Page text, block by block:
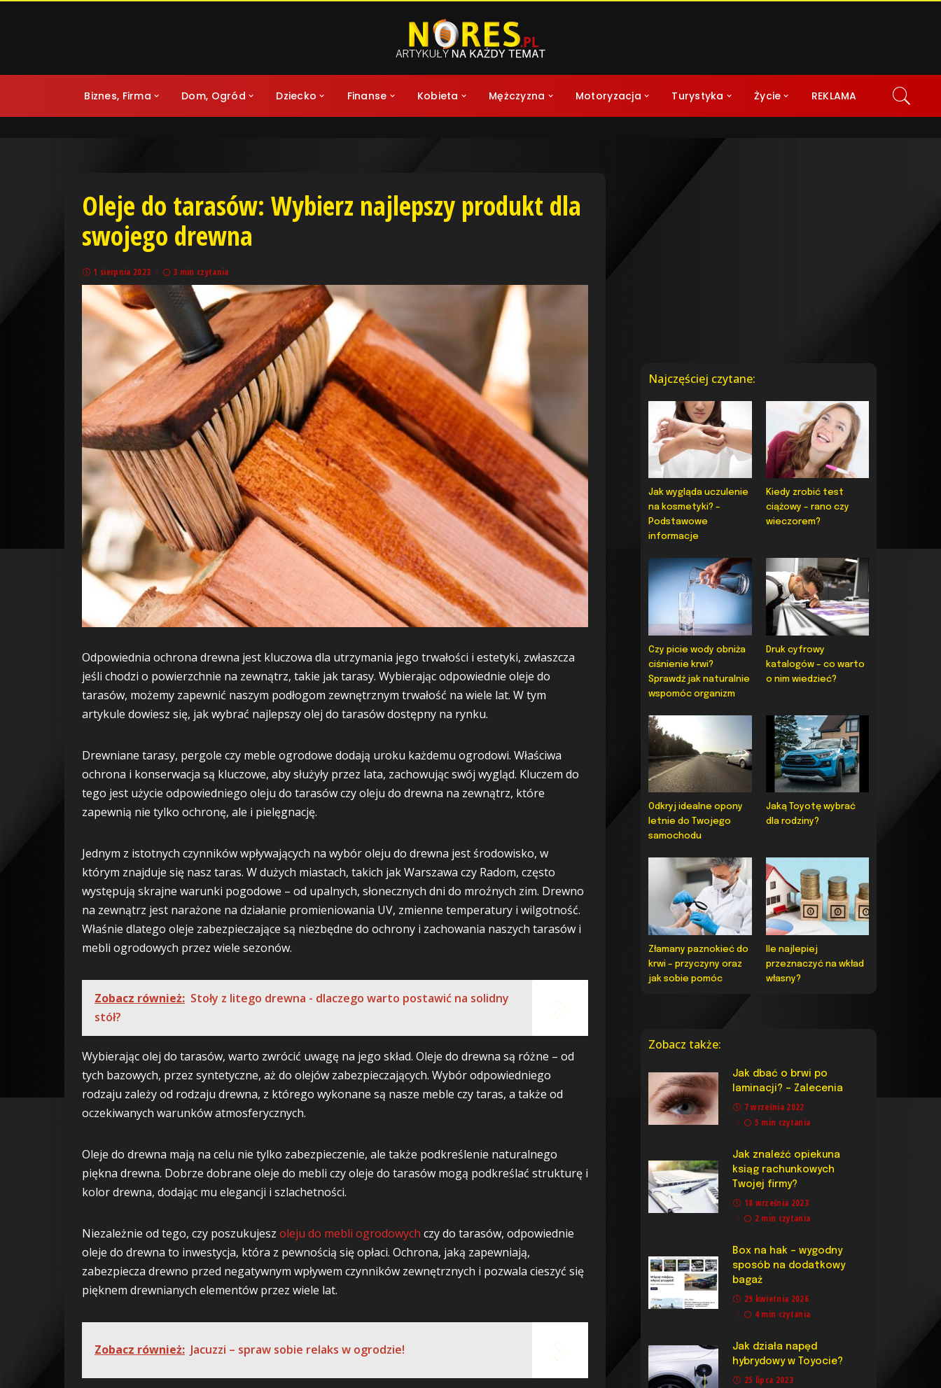
Biznes, Firma Dom, Ogród Dziecko Finanse Kobieta Mężczyzna Motoryzacja Turystyka Życie REKLAMA
Oleje do tarasów: Wybierz najlepszy produkt dla
swojego drewna
1 sierpnia 2023 3 min czytania
Odpowiednia ochrona drewna jest kluczowa dla utrzymania jego trwałości i estetyki, zwłaszcza
jeśli chodzi o powierzchnie na zewnątrz, takie jak tarasy. Wybierając odpowiednie oleje do
tarasów, możemy zapewnić naszym podłogom zewnętrznym trwałość na wiele lat. W tym
artykule dowiesz się, jak wybrać najlepszy olej do tarasów dostępny na rynku.
Drewniane tarasy, pergole czy meble ogrodowe dodają uroku każdemu ogrodowi. Właściwa
ochrona i konserwacja są kluczowe, aby służyły przez lata, zachowując swój wygląd. Kluczem do
tego jest użycie odpowiedniego oleju do tarasów czy oleju do drewna na zewnątrz, które
zapewnią nie tylko ochronę, ale i pielęgnację.
Jednym z istotnych czynników wpływających na wybór oleju do drewna jest środowisko, w
którym znajduje się nasz taras. W dużych miastach, takich jak Warszawa czy Radom, często
występują skrajne warunki pogodowe – od upalnych, słonecznych dni do mroźnych zim. Drewno
na zewnątrz jest narażone na działanie promieniowania UV, zmienne temperatury i wilgotność.
Właśnie dlatego oleje zabezpieczające są niezbędne do ochrony i zachowania naszych tarasów i
mebli ogrodowych przez wiele sezonów.
Zobacz również: Stoły z litego drewna - dlaczego warto postawić na solidny
stół?
Wybierając olej do tarasów, warto zwrócić uwagę na jego skład. Oleje do drewna są różne – od
tych bazowych, przez syntetyczne, aż do olejów zabezpieczających. Wybór odpowiedniego
rodzaju zależy od rodzaju drewna, z którego wykonane są nasze meble czy taras, a także od
oczekiwanych warunków atmosferycznych.
Oleje do drewna mają na celu nie tylko zabezpieczenie, ale także podkreślenie naturalnego
piękna drewna. Dobrze dobrane oleje do mebli czy oleje do tarasów mogą podkreślać strukturę i
kolor drewna, dodając mu elegancji i szlachetności.
Niezależnie od tego, czy poszukujesz oleju do mebli ogrodowych czy do tarasów, odpowiednie
oleje do drewna to inwestycja, która z pewnością się opłaci. Ochrona, jaką zapewniają,
zabezpiecza drewno przed negatywnym wpływem czynników zewnętrznych i pozwala cieszyć się
pięknem drewnianych elementów przez wiele lat.
Zobacz również: Jacuzzi – spraw sobie relaks w ogrodzie!
Najczęściej czytane:
Jak wygląda uczulenie
na kosmetyki? –
Podstawowe
informacje
Kiedy zrobić test
ciążowy – rano czy
wieczorem?
Czy picie wody obniża
ciśnienie krwi?
Sprawdź jak naturalnie
wspomóc organizm
Druk cyfrowy
katalogów – co warto
o nim wiedzieć?
Odkryj idealne opony
letnie do Twojego
samochodu
Jaką Toyotę wybrać
dla rodziny?
Złamany paznokieć do
krwi – przyczyny oraz
jak sobie pomóc
Ile najlepiej
przeznaczyć na wkład
własny?
Zobacz także:
Jak dbać o brwi po
laminacji? – Zalecenia
7 września 2022
5 min czytania
Jak znaleźć opiekuna
ksiąg rachunkowych
Twojej firmy?
18 września 2023
2 min czytania
Box na hak – wygodny
sposób na dodatkowy
bagaż
29 kwietnia 2026
4 min czytania
Jak działa napęd
hybrydowy w Toyocie?
25 lipca 2023